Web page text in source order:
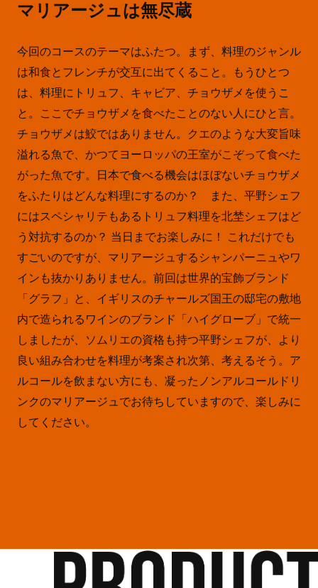
マリアージュは無尽蔵
今回のコースのテーマはふたつ。まず、料理のジャンル
は和食とフレンチが交互に出てくること。もうひとつ
は、料理にトリュフ、キャビア、チョウザメを使うこ
と。ここでチョウザメを食べたことのない人にひと言。
チョウザメは鮫ではありません。クエのような大変旨味
溢れる魚で、かつてヨーロッパの王室がこぞって食べた
がった魚です。日本で食べる機会はほぼないチョウザメ
をふたりはどんな料理にするのか？ また、平野シェフ
にはスペシャリテもあるトリュフ料理を北埜シェフはど
う対抗するのか？ 当日までお楽しみに！ これだけでも
すごいのですが、マリアージュするシャンパーニュやワ
インも抜かりありません。前回は世界的宝飾ブランド
「グラフ」と、イギリスのチャールズ国王の邸宅の敷地
内で造られるワインのブランド「ハイグローブ」で統一
しましたが、ソムリエの資格も持つ平野シェフが、より
良い組み合わせを料理が考案され次第、考えるそう。ア
ルコールを飲まない方にも、凝ったノンアルコールドリ
ンクのマリアージュでお待ちしていますので、楽しみに
してください。